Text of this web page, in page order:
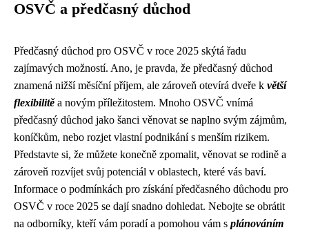
OSVČ a předčasný důchod
Předčasný důchod pro OSVČ v roce 2025 skýtá řadu
zajímavých možností. Ano, je pravda, že předčasný důchod
znamená nižší měsíční příjem, ale zároveň otevírá dveře k větší
flexibilitěa novým příležitostem. Mnoho OSVČ vnímá
předčasný důchod jako šanci věnovat se naplno svým zájmům,
koníčkům, nebo rozjet vlastní podnikání s menším rizikem.
Představte si, že můžete konečně zpomalit, věnovat se rodině a
zároveň rozvíjet svůj potenciál v oblastech, které vás baví.
Informace o podmínkách pro získání předčasného důchodu pro
OSVČ v roce 2025 se dají snadno dohledat. Nebojte se obrátit
na odborníky, kteří vám poradí a pomohou vám s plánováním